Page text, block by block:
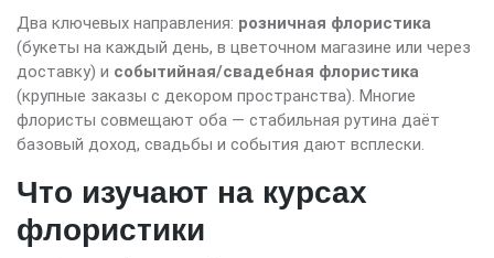
Два ключевых направления: розничная флористика
(букеты на каждый день, в цветочном магазине или через
доставку) и событийная/свадебная флористика
(крупные заказы с декором пространства). Многие
флористы совмещают оба — стабильная рутина даёт
базовый доход, свадьбы и события дают всплески.
Что изучают на курсах
флористики